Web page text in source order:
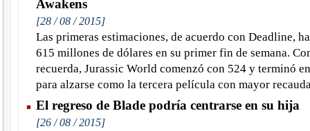
Awakens
[28 / 08 / 2015]
Las primeras estimaciones, de acuerdo con Deadline,
615 millones de dólares en su primer fin de semana.
recuerda, Jurassic World comenzó con 524 y terminó
para alzarse como la tercera película con mayor
El regreso de Blade podría centrarse en su hija
[26 / 08 / 2015]